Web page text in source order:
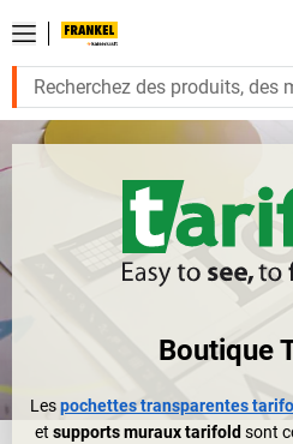
Boutique
Lespochettes transparentes
et supports muraux tarifold sont